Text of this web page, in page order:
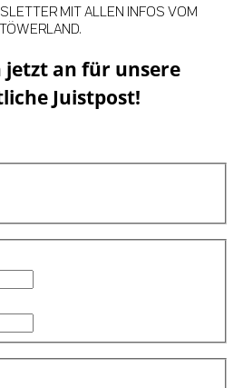
jetzt an für unsere
Juistpost!
MIT ALLEN INFOS VOM
TÖWERLAND.